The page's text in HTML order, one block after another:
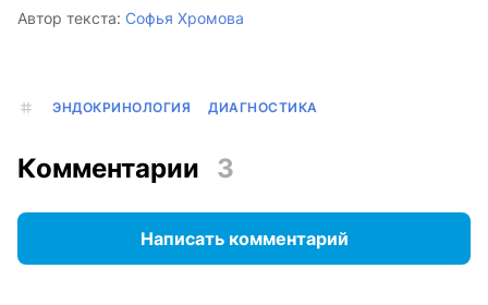
Автор текста: Софья Хромова
ЭНДОКРИНОЛОГИЯ ДИАГНОСТИКА
Комментарии 3
Написать комментарий